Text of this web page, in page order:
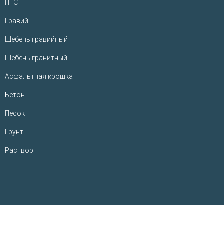
ПГС
Гравий
Щебень гравийный
Щебень гранитный
Асфальтная крошка
Бетон
Песок
Грунт
Раствор